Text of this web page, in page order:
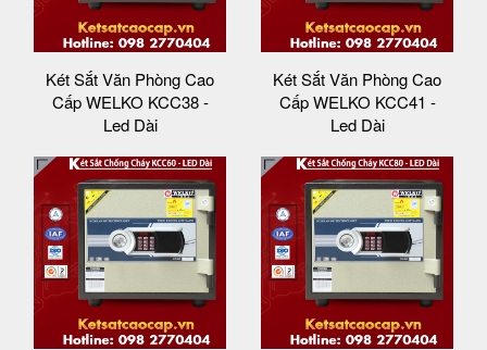
Két Sắt Văn Phòng Cao
Cấp WELKO KCC38 -
Led Dài
Két Sắt Văn Phòng Cao
Cấp WELKO KCC41 -
Led Dài